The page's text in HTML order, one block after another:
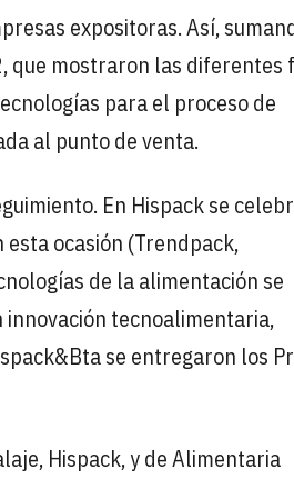
expositoras. Así,
que mostraron las diferentes
para el proceso de
al punto de venta.
En Hispack se
ocasión (Trendpack,
de la alimentación se
tecnoalimentaria,
se entregaron los
Hispack, y de Alimentaria